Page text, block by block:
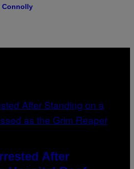
Connolly
After